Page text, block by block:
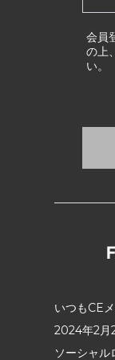
会員
の上
い。
いつもCE
2024年2月
ソーシャ